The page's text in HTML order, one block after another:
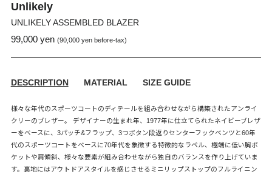
Unlikely
UNLIKELY ASSEMBLED BLAZER
通
価
販
価
99,000 yen (90,000 yen before-tax)
DESCRIPTION MATERIAL SIZE GUIDE
様々な年代のスポーツコートのディテールを組み合わせながら構築されたアンライ
クリーのブレザー。 デザイナーの生まれ年、1977年に仕立てられたネイビーブレザ
ーをベースに、3パッチ&フラップ、3つボタン段返りセンターフックベンツと60年
代のスポーツコートをベースに70年代を象徴する特徴的なラペル、極端に低い胸ポ
ケットや肩傾斜、様々な要素が組み合わせながら独自のバランスを作り上げていま
す。裏地にはアウトドアスタイルを感じさせるミニリップストップのフルライニン